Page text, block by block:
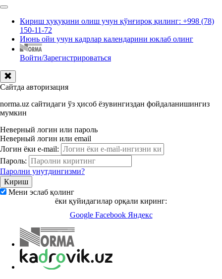
Кириш ҳуқуқини олиш учун қўнғироқ қилинг: +998 (78)
150-11-72
Июнь ойи учун кадрлар календарини юклаб олинг
Войти/Зарегистрироваться
Сайтда авторизация
norma.uz сайтидаги ўз ҳисоб ёзувингиздан фойдаланишингиз
мумкин
Неверный логин или пароль
Неверный логин или email
Логин ёки e-mail:
Пароль:
Паролни унутдингизми?
Мени эслаб қолинг
ёки қуйидагилар орқали киринг:
Google Facebook Яндекс